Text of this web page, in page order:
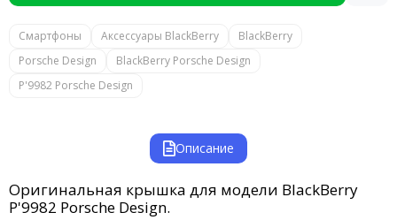
Смартфоны Аксессуары BlackBerry
BlackBerry
Porsche Design
BlackBerry Porsche Design
P'9982 Porsche Design
Описание
Оригинальная крышка для модели BlackBerry
P'9982 Porsche Design.